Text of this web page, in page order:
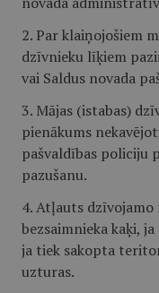
2. Par klaiņojošiem
dzīvnieku līķiem
vai Saldus novada
3. Mājas (istabas)
pienākums
pašvaldības policiju
pazušanu.
4. Atļauts
bezsaimnieka kaķi,
ja tiek sakopta
uzturas.